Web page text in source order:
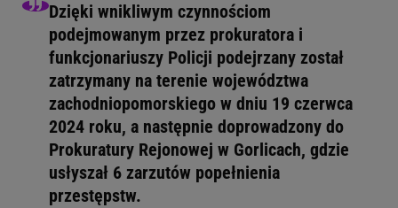
Dzięki wnikliwym czynnościom
podejmowanym przez prokuratora i
funkcjonariuszy Policji podejrzany został
zatrzymany na terenie województwa
zachodniopomorskiego w dniu 19 czerwca
2024 roku, a następnie doprowadzony do
Prokuratury Rejonowej w Gorlicach, gdzie
usłyszał 6 zarzutów popełnienia
przestępstw.